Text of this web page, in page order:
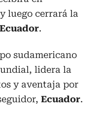
y luego cerrará la
Ecuador.
sudamericano
lidera la
y aventaja por
Ecuador.